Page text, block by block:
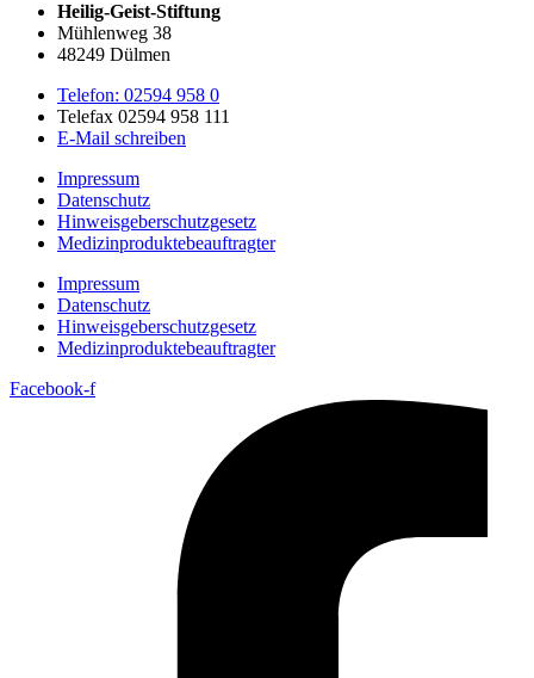
Heilig-Geist-Stiftung
Mühlenweg 38
48249 Dülmen
Telefon: 02594 958 0
Telefax 02594 958 111
E-Mail schreiben
Impressum
Datenschutz
Hinweisgeberschutzgesetz
Medizin­produkte­beauftragter
Impressum
Datenschutz
Hinweisgeberschutzgesetz
Medizin­produkte­beauftragter
Facebook-f